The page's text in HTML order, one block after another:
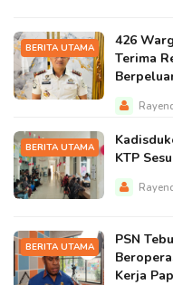
BERITA UTAMA
426
Terima
BERITA UTAMA
KTP
BERITA UTAMA
PSN
Kerja